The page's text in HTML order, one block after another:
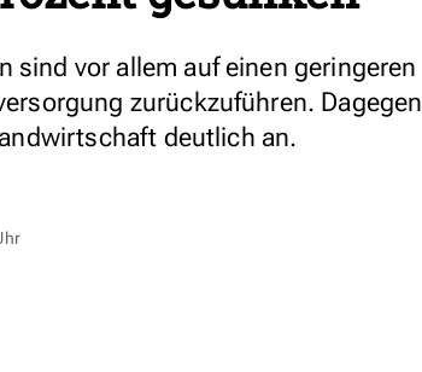
sind vor allem auf einen geringeren
zurückzuführen. Dagegen
deutlich an.